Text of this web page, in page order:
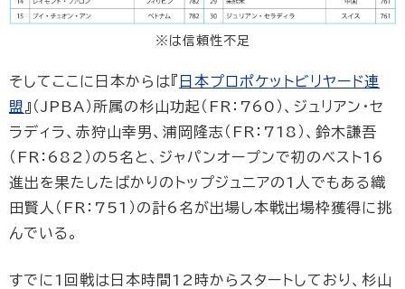
※は信頼性不足
そしてここに日本からは『 日本プロポケットビリヤード連
盟 』（JPBA）所属の杉山功起（FR：760）、ジュリアン・セ
ラディラ、赤狩山幸男、浦岡隆志（FR：718）、鈴木謙吾
（FR：682）の5名と、ジャパンオープンで初のベスト16
進出を果たしたばかりのトップジュニアの1人でもある織
田賢人（FR：751）の計6名が出場し本戦出場枠獲得に挑
んでいる。
すでに1回戦は日本時間12時からスタートしており、杉山